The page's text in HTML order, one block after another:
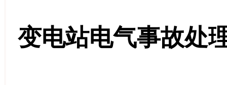
变电站电气事故处